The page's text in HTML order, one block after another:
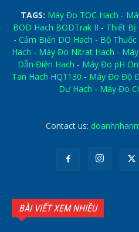
TAGS: Máy Đo TOC Hach -
BOD Hach BODTrak II - Thiết Bị
- Cảm Biến DO Hach - Bộ
Hach - Máy Đo Nitrat Hach -
Dẫn Điện Hach - Máy Đo pH
Tan Hach HQ1130 - Máy Đo Độ
Dư Hach - Máy Đo
Contact us:
BÀI VIẾT XEM NHIỀU